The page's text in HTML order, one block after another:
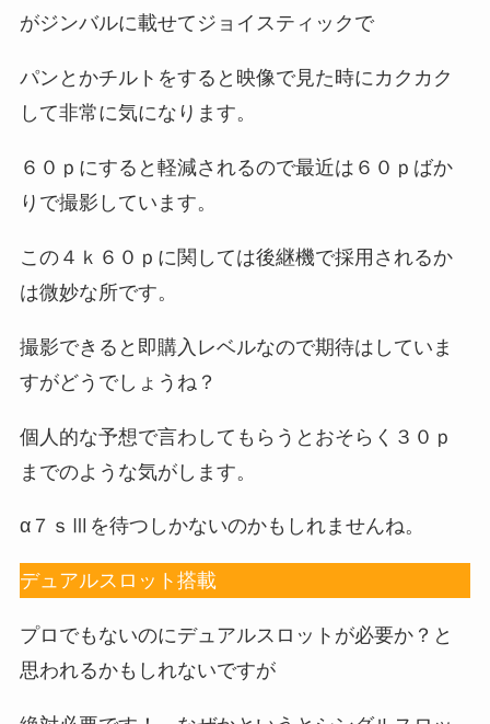
がジンバルに載せてジョイスティックで
パンとかチルトをすると映像で見た時にカクカク
して非常に気になります。
６０ｐにすると軽減されるので最近は６０ｐばか
りで撮影しています。
この４ｋ６０ｐに関しては後継機で採用されるか
は微妙な所です。
撮影できると即購入レベルなので期待はしていま
すがどうでしょうね？
個人的な予想で言わしてもらうとおそらく３０ｐ
までのような気がします。
α７ｓⅢを待つしかないのかもしれませんね。
デュアルスロット搭載
プロでもないのにデュアルスロットが必要か？と
思われるかもしれないですが